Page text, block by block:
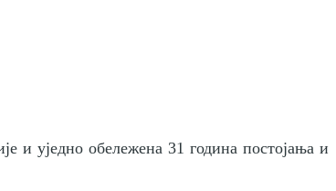
и уједно обележенa 31 година постојања и